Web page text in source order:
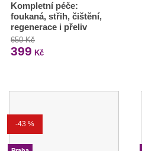
Kompletní péče:
foukaná, střih, čištění,
regenerace i přeliv
650 Kč
399 Kč
-43 %